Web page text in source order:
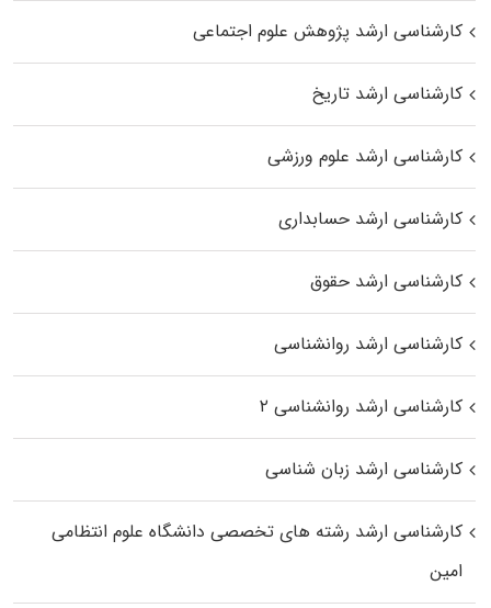
کارشناسی ارشد پژوهش علوم اجتماعی
کارشناسی ارشد تاریخ
کارشناسی ارشد علوم ورزشی
کارشناسی ارشد حسابداری
کارشناسی ارشد حقوق
کارشناسی ارشد روانشناسی
کارشناسی ارشد روانشناسی ۲
کارشناسی ارشد زبان شناسی
کارشناسی ارشد رﺷﺘﻪ ﻫﺎی تخصصی داﻧﺸﮕﺎه ﻋﻠﻮم انتظامی
اﻣﻴﻦ